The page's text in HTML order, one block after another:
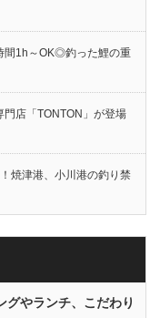
間1h～OK◎釣った鯉の重
門店「TONTON」が登場
焼津港、小川港の釣り禁
グやランチ、こだわり